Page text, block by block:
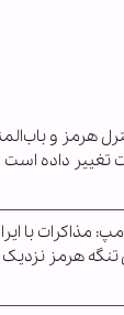
هرمز و
تغییر داده است
مذاکرات با
تنگه هرمز